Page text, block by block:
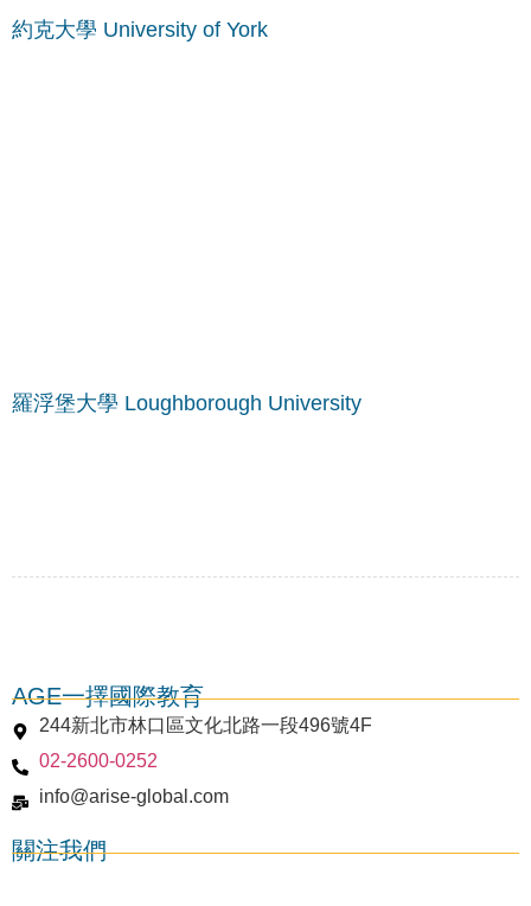
約克大學 University of York
羅浮堡大學 Loughborough University
謝菲爾德大學 University of Sheffield
AGE一擇國際教育
244新北市林口區文化北路一段496號4F
02-2600-0252
info@arise-global.com
關注我們